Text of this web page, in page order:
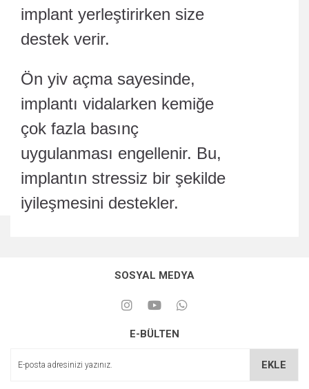
implant yerleştirirken size
destek verir.
Ön yiv açma sayesinde,
implantı vidalarken kemiğe
çok fazla basınç
uygulanması engellenir. Bu,
implantın stressiz bir şekilde
iyileşmesini destekler.
SOSYAL MEDYA
E-BÜLTEN
EKLE